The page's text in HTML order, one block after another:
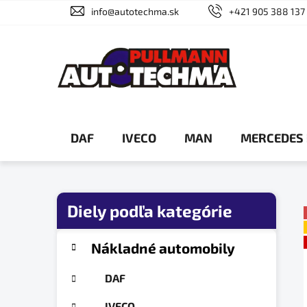
info@autotechma.sk +421 905 388 137
DAF IVECO MAN
B
kategórieNákladné automobily
DAF